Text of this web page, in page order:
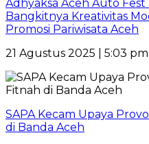
Adhyaksa Aceh Auto
Bangkitnya Kreativitas
Promosi Pariwisata Aceh
21 Agustus 2025 | 5:03
SAPA Kecam Upaya
di Banda Aceh